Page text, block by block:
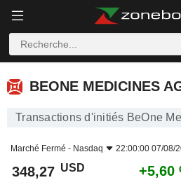
BEONE MEDICINES AG
BEONE MEDICINES
Transactions d'initiés BeOne
Marché Fermé - Nasdaq 22:00:00 07/08/
348,27 USD +5,60